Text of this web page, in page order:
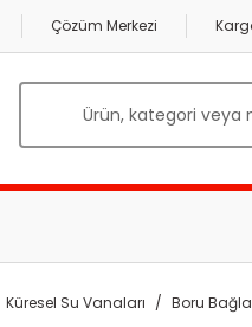
Çözüm Merkezi
Küresel Su Vanaları Boru